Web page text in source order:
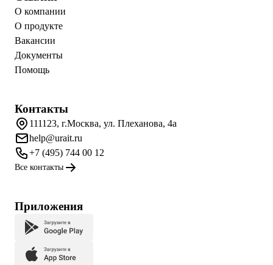
О компании
О продукте
Вакансии
Документы
Помощь
Контакты
111123, г.Москва, ул. Плеханова, 4а
help@urait.ru
+7 (495) 744 00 12
Все контакты
Приложения